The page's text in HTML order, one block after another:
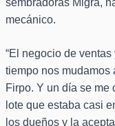
sembradoras Migra,
mecánico.
“El negocio de
tiempo nos mudamos
Firpo. Y un día se me
lote que estaba casi
los dueños y la